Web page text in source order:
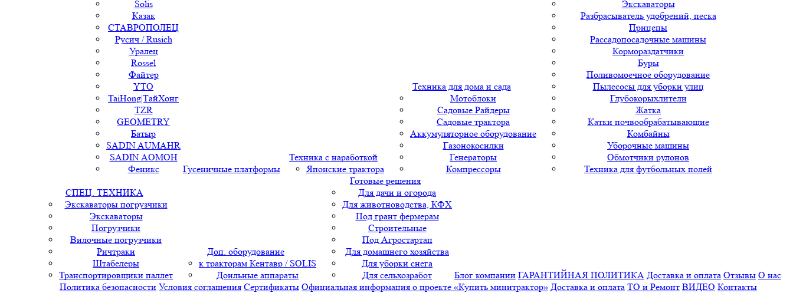
Solis
Казак
СТАВРОПОЛЕЦ
Русич / Rusich
Уралец
Rossel
Файтер
YTO
TaiHong|ТайХонг
TZR
GEOMETRY
Батыр
SADIN AUMAHR
SADIN AOMOH
Феникс
Гусеничные платформы
Техника с наработкой
Японские трактора
Техника для дома и сада
Мотоблоки
Садовые Райдеры
Садовые трактора
Аккумуляторное оборудование
Газонокосилки
Генераторы
Компрессоры
Экскаваторы
Разбрасыватель удобрений, песка
Прицепы
Рассадопосадочные машины
Кормораздатчики
Буры
Поливомоечное оборудование
Пылесосы для уборки улиц
Глубокорыхлители
Жатка
Катки почвообрабатывающие
Комбайны
Уборочные машины
Обмотчики рулонов
Техника для футбольных полей
СПЕЦ. ТЕХНИКА
Экскаваторы погрузчики
Экскаваторы
Погрузчики
Вилочные погрузчики
Ричтраки
Штабелеры
Транспортировщики паллет
Доп. оборудование
к тракторам Кентавр / SOLIS
Доильные аппараты
Готовые решения
Для дачи и огорода
Для животноводства, КФХ
Под грант фермерам
Строительные
Под Агростартап
Для домашнего хозяйства
Для уборки снега
Для сельхозработ
Блог компании ГАРАНТИЙНАЯ ПОЛИТИКА Доставка и оплата Отзывы О нас
Политика безопасности Условия соглашения Сертификаты Официальная информация о проекте «Купить минитрактор» Доставка и оплата ТО и Ремонт ВИДЕО Контакты